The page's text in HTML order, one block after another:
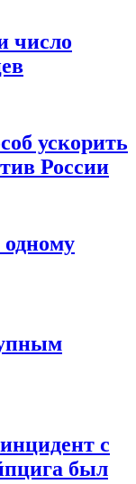
число
ускорить
России
с
был